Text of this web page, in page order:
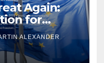
Again:
for
andALEXANDER